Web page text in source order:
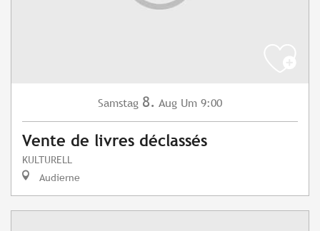
Samstag 8. Aug Um 9:00
Vente de livres déclassés
KULTURELL
Audierne